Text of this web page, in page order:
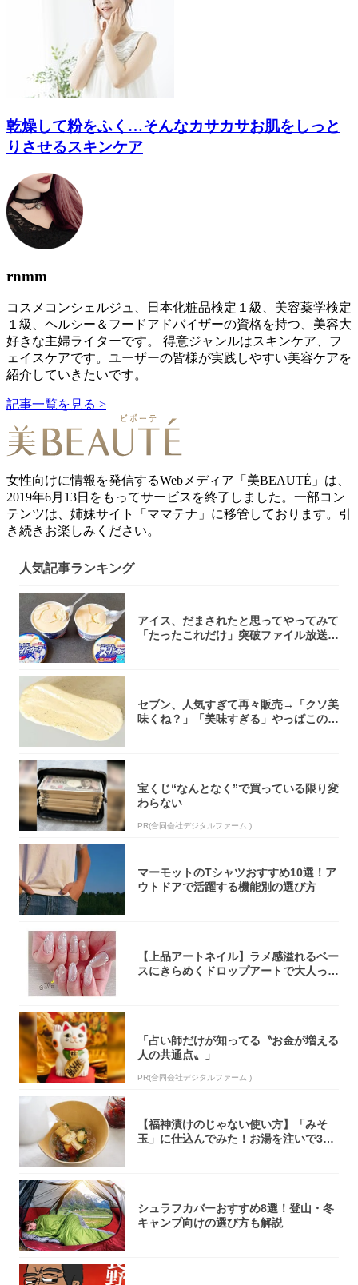
乾燥して粉をふく…そんなカサカサお肌をしっと
りさせるスキンケア
rnmm
コスメコンシェルジュ、日本化粧品検定１級、美容薬学検定
１級、ヘルシー＆フードアドバイザーの資格を持つ、美容大
好きな主婦ライターです。 得意ジャンルはスキンケア、フ
ェイスケアです。ユーザーの皆様が実践しやすい美容ケアを
紹介していきたいです。
記事一覧を見る >
女性向けに情報を発信するWebメディア「美BEAUTÉ」は、
2019年6月13日をもってサービスを終了しました。一部コン
テンツは、姉妹サイト「ママテナ」に移管しております。引
き続きお楽しみください。
人気記事ランキング
アイス、だまされたと思ってやってみて
「たったこれだけ」突破ファイル放送で
セブン、人気すぎて再々販売→「クソ美
味くね？」「美味すぎる」やっぱこのク
宝くじ“なんとなく”で買っている限り変
わらない
PR(合同会社デジタルファーム )
マーモットのTシャツおすすめ10選！ア
ウトドアで活躍する機能別の選び方
【上品アートネイル】ラメ感溢れるベー
スにきらめくドロップアートで大人っぽ
「占い師だけが知ってる〝お金が増える
人の共通点〟」
PR(合同会社デジタルファーム )
【福神漬けのじゃない使い方】「みそ
玉」に仕込んでみた！お湯を注いで30
シュラフカバーおすすめ8選！登山・冬
キャンプ向けの選び方も解説